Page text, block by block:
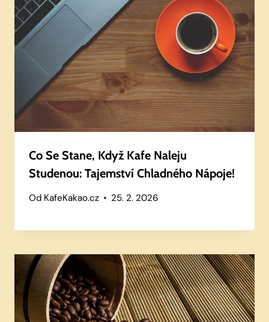
Co Se Stane, Když Kafe Naleju
Studenou: Tajemství Chladného Nápoje!
Od KafeKakao.cz 25. 2. 2026